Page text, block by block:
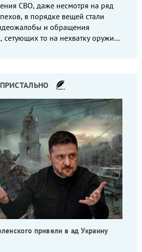
СВО, даже несмотря на ряд
в порядке вещей стали
и обращения
сетующих то на нехватку оружия,
ПРИСТАЛЬНО
привели в ад Украину